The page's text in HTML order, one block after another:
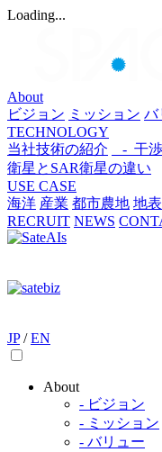
Loading...
About
ビジョン ミッション バ
TECHNOLOGY
当社技術の紹介
- 干渉
衛星とSAR衛星の違い
USE CASE
海洋 産業 都市​農地 地
RECRUIT NEWS
JP / EN
About
- ビジョン
- ミッション
- バリュー